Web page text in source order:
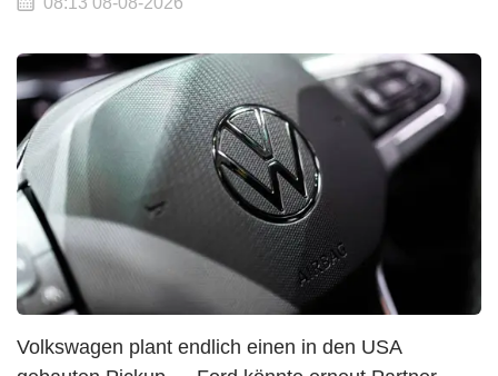
Volkswagen plant endlich einen in den USA